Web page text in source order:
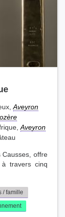
Aveyron
Aveyron
Causses, offre
travers cinq
/ famille